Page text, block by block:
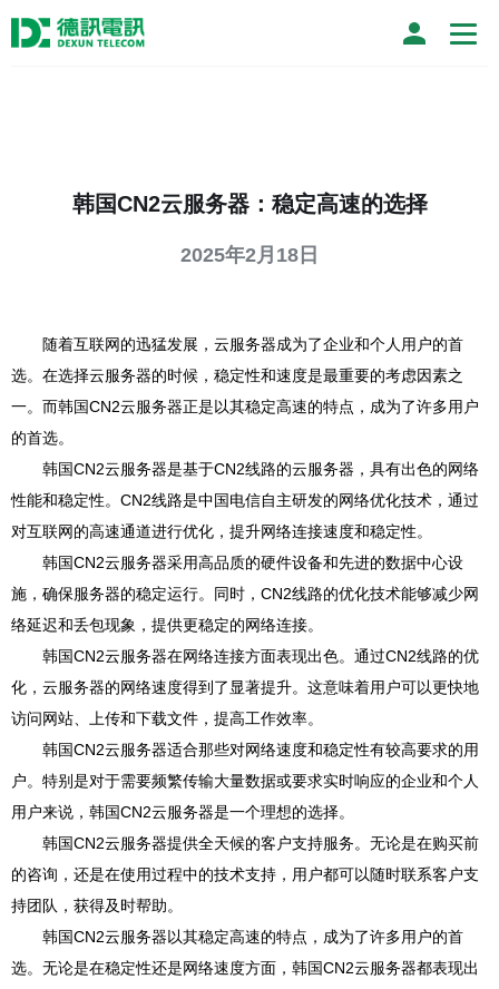
韩国CN2云服务器：稳定高速的选择
2025年2月18日
随着互联网的迅猛发展，云服务器成为了企业和个人用户的首
选。在选择云服务器的时候，稳定性和速度是最重要的考虑因素之
一。而韩国CN2云服务器正是以其稳定高速的特点，成为了许多用户
的首选。
韩国CN2云服务器是基于CN2线路的云服务器，具有出色的网络
性能和稳定性。CN2线路是中国电信自主研发的网络优化技术，通过
对互联网的高速通道进行优化，提升网络连接速度和稳定性。
韩国CN2云服务器采用高品质的硬件设备和先进的数据中心设
施，确保服务器的稳定运行。同时，CN2线路的优化技术能够减少网
络延迟和丢包现象，提供更稳定的网络连接。
韩国CN2云服务器在网络连接方面表现出色。通过CN2线路的优
化，云服务器的网络速度得到了显著提升。这意味着用户可以更快地
访问网站、上传和下载文件，提高工作效率。
韩国CN2云服务器适合那些对网络速度和稳定性有较高要求的用
户。特别是对于需要频繁传输大量数据或要求实时响应的企业和个人
用户来说，韩国CN2云服务器是一个理想的选择。
韩国CN2云服务器提供全天候的客户支持服务。无论是在购买前
的咨询，还是在使用过程中的技术支持，用户都可以随时联系客户支
持团队，获得及时帮助。
韩国CN2云服务器以其稳定高速的特点，成为了许多用户的首
选。无论是在稳定性还是网络速度方面，韩国CN2云服务器都表现出